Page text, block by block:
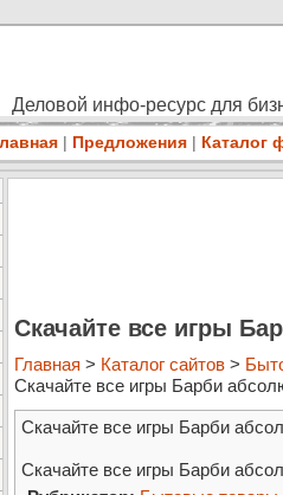
Деловой инфо-ресурс для
| Предложения | Каталог
Скачайте все игры
Главная > Каталог сайтов >
Скачайте все игры Барби
Скачайте все игры Барби
Скачайте все игры Барби